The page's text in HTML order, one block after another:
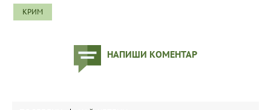
КРИМ
НАПИШИ КОМЕНТАР